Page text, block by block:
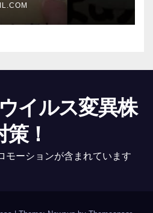
イルス変異株
策！
モーションが含まれています